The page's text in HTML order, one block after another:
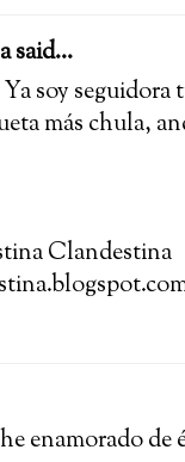
said...
soy seguidora
más chula,
Clandestina
enamorado de